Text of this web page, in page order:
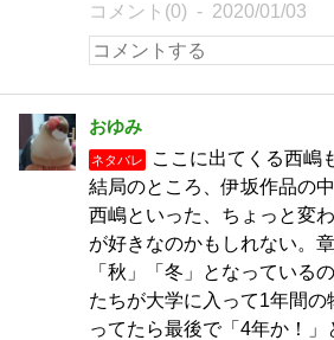
コメント(0) 2020/01/03
おゆみ
ネタバレ
ここに出てくる西嶋
結局のところ、伊坂作品の
西嶋といった、ちょっと変
が好きなのかもしれない。
「秋」「冬」となっている
たちが大学に入って1年間の
ってたら最後で「4年か！